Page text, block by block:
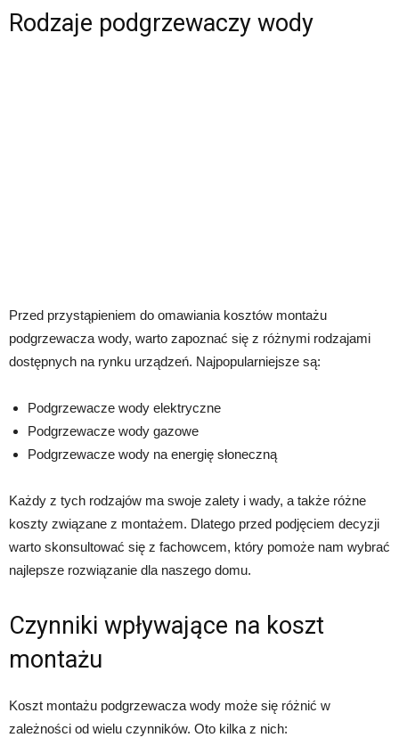
Rodzaje podgrzewaczy wody
Przed przystąpieniem do omawiania kosztów montażu
podgrzewacza wody, warto zapoznać się z różnymi rodzajami
dostępnych na rynku urządzeń. Najpopularniejsze są:
Podgrzewacze wody elektryczne
Podgrzewacze wody gazowe
Podgrzewacze wody na energię słoneczną
Każdy z tych rodzajów ma swoje zalety i wady, a także różne
koszty związane z montażem. Dlatego przed podjęciem decyzji
warto skonsultować się z fachowcem, który pomoże nam wybrać
najlepsze rozwiązanie dla naszego domu.
Czynniki wpływające na koszt
montażu
Koszt montażu podgrzewacza wody może się różnić w
zależności od wielu czynników. Oto kilka z nich: